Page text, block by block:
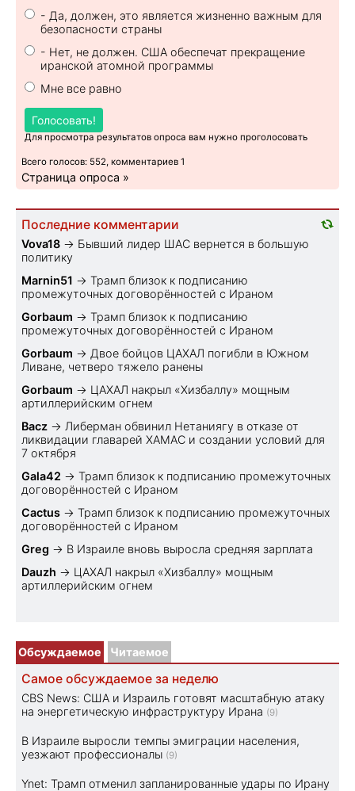
- Да, должен, это является жизненно важным для
безопасности страны
- Нет, не должен. США обеспечат прекращение
иранской атомной программы
Мне все равно
Голосовать!
Для просмотра результатов опроса вам нужно проголосовать
Всего голосов: 552, комментариев 1
Страница опроса »
Последние комментарии
Vova18 → Бывший лидер ШАС вернется в большую
политику
Marnin51 → Трамп близок к подписанию
промежуточных договорённостей с Ираном
Gorbaum → Трамп близок к подписанию
промежуточных договорённостей с Ираном
Gorbaum → Двое бойцов ЦАХАЛ погибли в Южном
Ливане, четверо тяжело ранены
Gorbaum → ЦАХАЛ накрыл «Хизбаллу» мощным
артиллерийским огнем
Bacz → Либерман обвинил Нетаниягу в отказе от
ликвидации главарей ХАМАС и создании условий для
7 октября
Gala42 → Трамп близок к подписанию промежуточных
договорённостей с Ираном
Cactus → Трамп близок к подписанию промежуточных
договорённостей с Ираном
Greg → В Израиле вновь выросла средняя зарплата
Dauzh → ЦАХАЛ накрыл «Хизбаллу» мощным
артиллерийским огнем
Обсуждаемое Читаемое
Самое обсуждаемое за неделю
CBS News: США и Израиль готовят масштабную атаку
на энергетическую инфраструктуру Ирана (9)
В Израиле выросли темпы эмиграции населения,
уезжают профессионалы (9)
Ynet: Трамп отменил запланированные удары по Ирану